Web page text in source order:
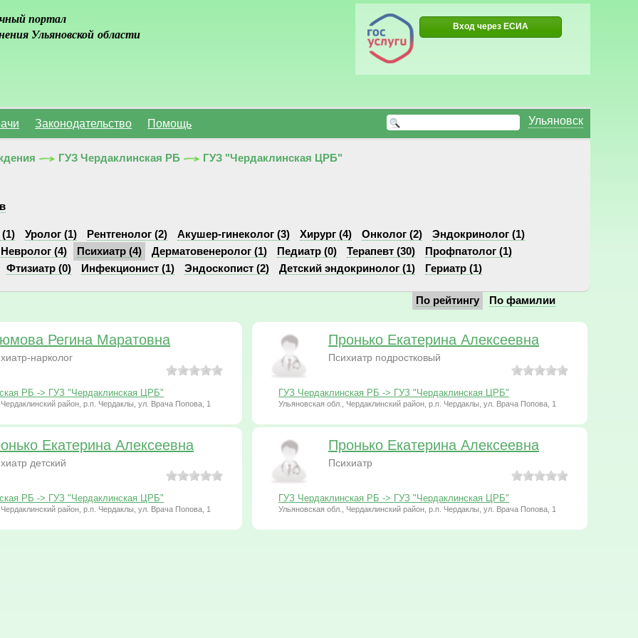
портал
Ульяновской области
Вход через ЕСИА
Ульяновск
Законодательство Помощь
ГУЗ Чердаклинская РБ ГУЗ "Чердаклинская ЦРБ"
(1) Уролог (1) Рентгенолог (2) Акушер-гинеколог (3) Хирург (4) Онколог (2)
Эндокринолог (1)
Невролог (4)
Психиатр (4) Дерматовенеролог (1) Педиатр (0) Терапевт (30)
Профпатолог (1)
Фтизиатр (0)
Инфекционист (1) Эндоскопист (2) Детский эндокринолог (1) Гериатр (1)
По рейтингу По фамилии
Регина Маратовна
нарколог
РБ -> ГУЗ "Чердаклинская ЦРБ"
район, р.п. Чердаклы, ул. Врача Попова, 1
Пронько Екатерина Алексеевна
Психиатр подростковый
ГУЗ Чердаклинская РБ -> ГУЗ "Чердаклинская ЦРБ"
Ульяновская обл., Чердаклинский район, р.п. Чердаклы, ул. Врача Попова, 1
Екатерина Алексеевна
детский
РБ -> ГУЗ "Чердаклинская ЦРБ"
район, р.п. Чердаклы, ул. Врача Попова, 1
Пронько Екатерина Алексеевна
Психиатр
ГУЗ Чердаклинская РБ -> ГУЗ "Чердаклинская ЦРБ"
Ульяновская обл., Чердаклинский район, р.п. Чердаклы, ул. Врача Попова, 1